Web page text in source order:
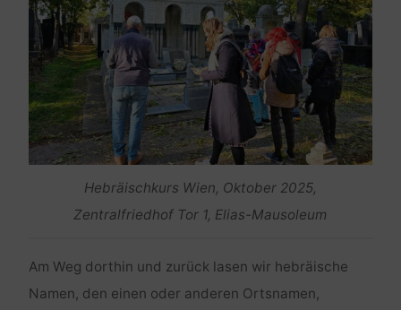
Hebräischkurs Wien, Oktober 2025,
Zentralfriedhof Tor 1, Elias-Mausoleum
Am Weg dorthin und zurück lasen wir hebräische
Namen, den einen oder anderen Ortsnamen,